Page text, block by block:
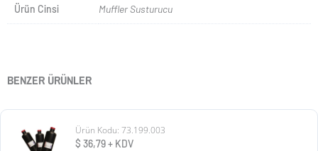
Ürün Cinsi Muffler Susturucu
BENZER ÜRÜNLER
Ürün Kodu: 73.199.003
$ 36,79+ KDV